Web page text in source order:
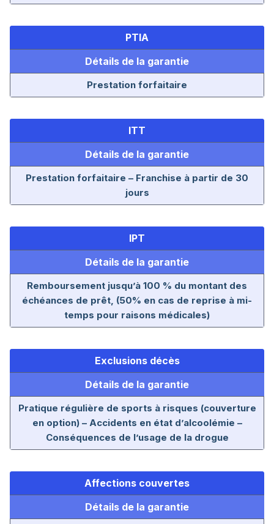
PTIA
Détails de la garantie
Prestation forfaitaire
ITT
Détails de la garantie
Prestation forfaitaire – Franchise à partir de 30
jours
IPT
Détails de la garantie
Remboursement jusqu’à 100 % du montant des
échéances de prêt, (50% en cas de reprise à mi-
temps pour raisons médicales)
Exclusions décès
Détails de la garantie
Pratique régulière de sports à risques (couverture
en option) – Accidents en état d’alcoolémie –
Conséquences de l’usage de la drogue
Affections couvertes
Détails de la garantie